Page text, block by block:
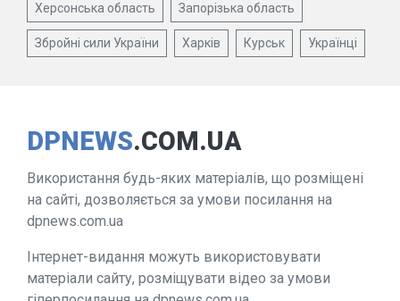
Херсонська область Запорізька область
Збройні сили України Харків Курськ Українці
DPNEWS.COM.UA
Використання будь-яких матеріалів, що розміщені
на сайті, дозволяється за умови посилання на
dpnews.com.ua
Інтернет-видання можуть використовувати
матеріали сайту, розміщувати відео за умови